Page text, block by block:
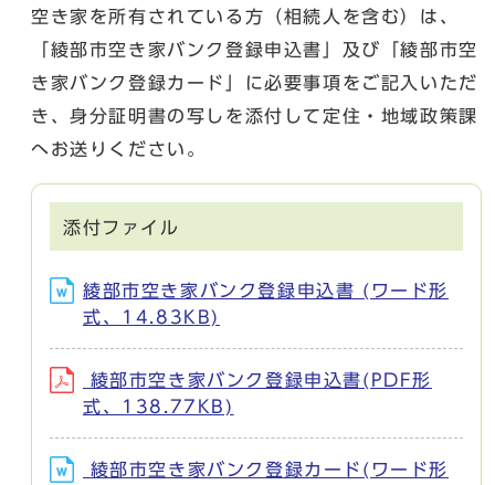
空き家を所有されている方（相続人を含む）は、
「綾部市空き家バンク登録申込書」及び「綾部市空
き家バンク登録カード」に必要事項をご記入いただ
き、身分証明書の写しを添付して定住・地域政策課
へお送りください。
添付ファイル
綾部市空き家バンク登録申込書 (ワード形
式、14.83KB)
綾部市空き家バンク登録申込書(PDF形
式、138.77KB)
綾部市空き家バンク登録カード(ワード形